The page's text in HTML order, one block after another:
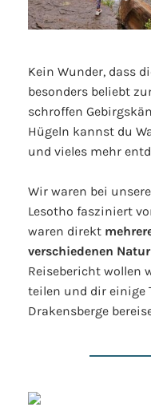
Kein Wunder, dass
besonders beliebt
schroffen
Hügeln kannst du
und vieles mehr
Wir waren bei
Lesotho fasziniert
waren direkt
verschiedenen
Reisebericht wollen
teilen und dir einige
Drakensberge